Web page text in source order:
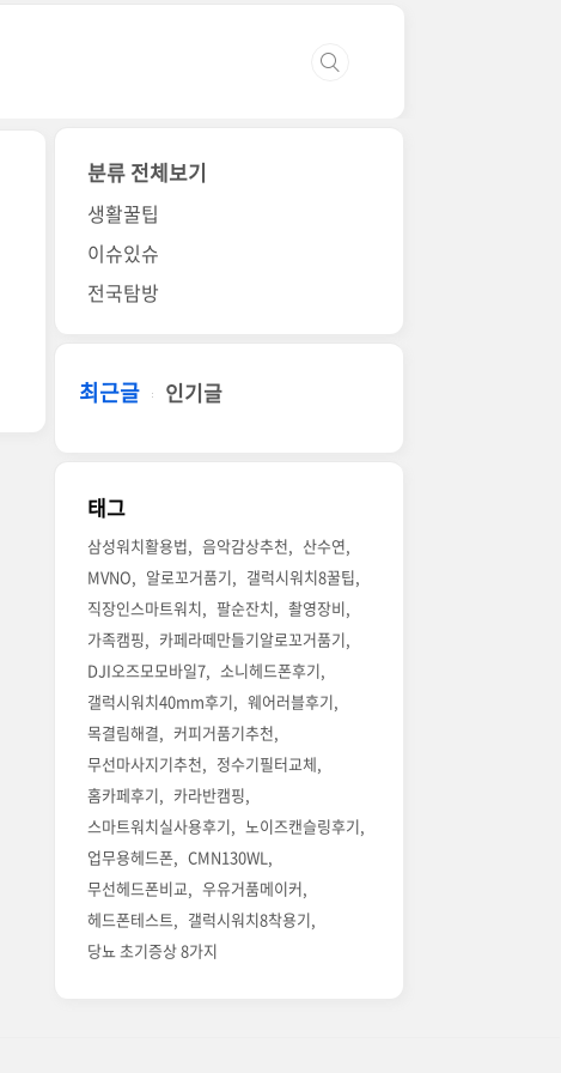
분류 전체보기
생활꿀팁
이슈있슈
전국탐방
최근글 인기글
태그
삼성워치활용법 음악감상추천
산수연
MVNO
알로꼬거품기
갤럭시워치8꿀팁
직장인스마트워치
팔순잔치
촬영장비
가족캠핑
카페라떼만들기알로꼬거품기
DJI오즈모모바일7
소니헤드폰후기
갤럭시워치40mm후기
웨어러블후기
목결림해결
커피거품기추천
무선마사지기추천
정수기필터교체
홈카페후기
카라반캠핑
스마트워치실사용후기
노이즈캔슬링후기
업무용헤드폰
CMN130WL
무선헤드폰비교
우유거품메이커
헤드폰테스트
갤럭시워치8착용기
당뇨 초기증상 8가지